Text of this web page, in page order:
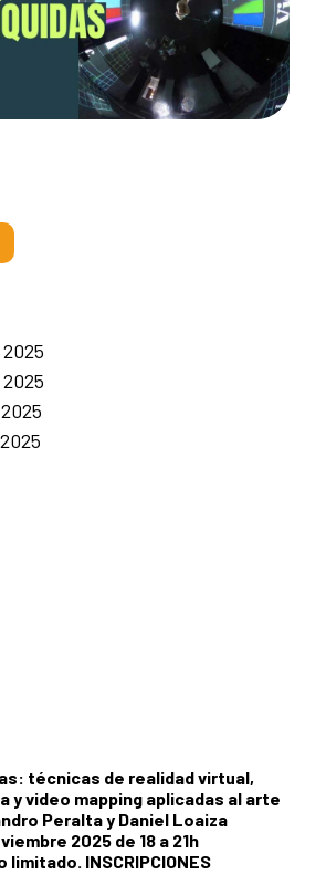
técnicas de realidad virtual,
y video mapping aplicadas al arte
Peralta y Daniel Loaiza
2025 de 18 a 21h
limitado. INSCRIPCIONES